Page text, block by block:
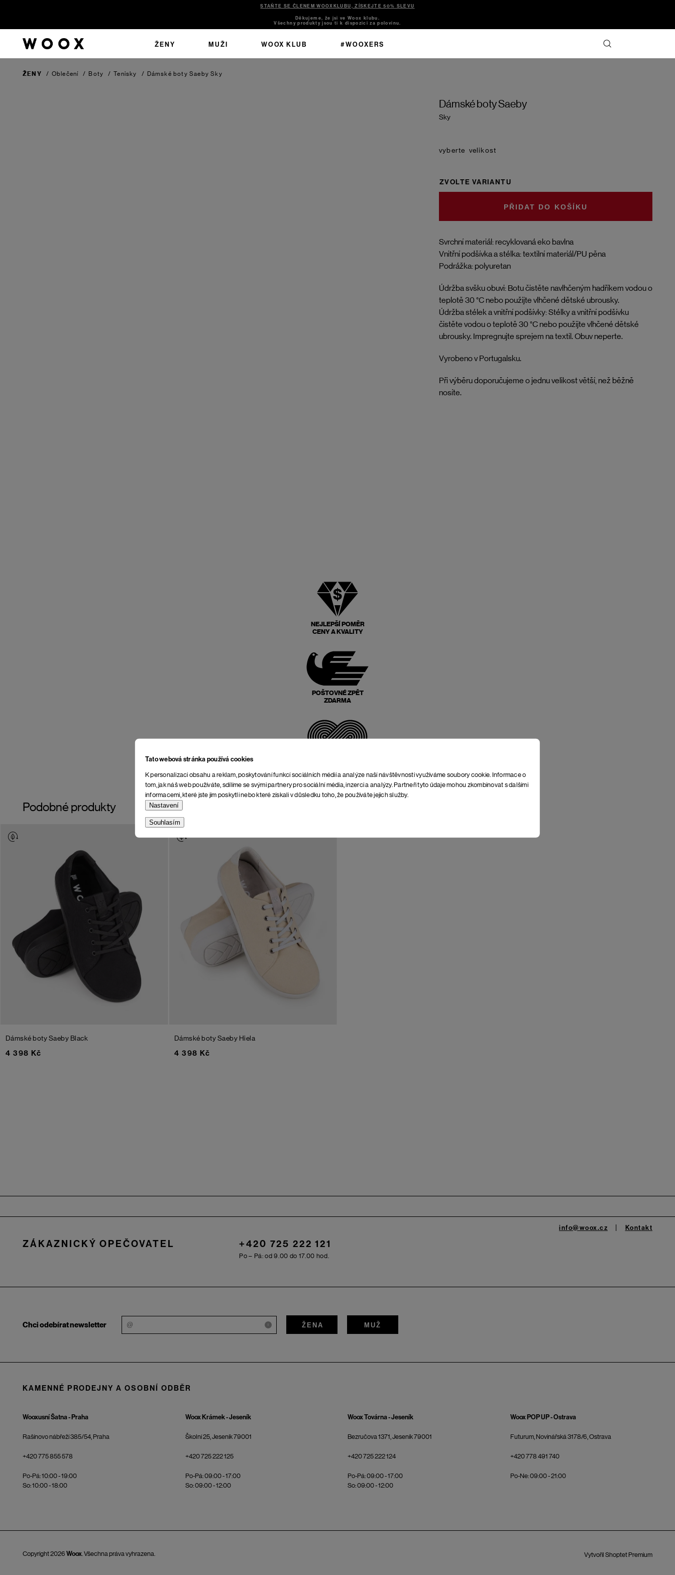
Tato webová stránka používá cookies
K personalizaci obsahu a reklam, poskytování funkcí sociálních médií a analýze naší návštěvnosti využíváme soubory cookie. Informace o
tom, jak náš web používáte, sdílíme se svými partnery pro sociální média, inzerci a analýzy. Partneři tyto údaje mohou zkombinovat s dalšími
informacemi, které jste jim poskytli nebo které získali v důsledku toho, že používáte jejich služby.
Nastavení
Souhlasím
STAŇTE SE ČLENEM WOOXKLUBU, ZÍSKEJTE 50% SLEVU
Děkujeme, že jsi ve Woox klubu.
Všechny produkty jsou ti k dispozici za polovinu.
ŽENY MUŽI WOOX KLUB #WOOXERS
ŽENY / Oblečení / Boty / Tenisky / Dámské boty SaebySky
Dámské boty Saeby
Sky
Svrchní materiál: recyklovaná eko bavlna
Vnitřní podšívka a stélka: textilní materiál/PU pěna
Podrážka: polyuretan
Údržba svšku obuvi: Botu čistěte navlhčeným hadříkem vodou o
teplotě 30 °C nebo použijte vlhčené dětské ubrousky.
Údržba stélek a vnitřní podšívky: Stélky a vnitřní podšívku
čistěte vodou o teplotě 30 °C nebo použijte vlhčené dětské
ubrousky. Impregnujte sprejem na textil. Obuv neperte.
Vyrobeno v Portugalsku.
Při výběru doporučujeme o jednu velikost větší, než běžně
nosíte.
velikost
ZVOLTE VARIANTU
DO KOŠÍKU
NEJLEPŠÍ POMĚR
CENY A KVALITY
POŠTOVNÉ ZPĚT
ZDARMA
Podobné produkty
Dámské boty Saeby Black
4 398 Kč
Dámské boty Saeby Hiela
4 398 Kč
ZÁKAZNICKÝ OPEČOVATEL +420 725 222 121
Po – Pá: od 9.00 do 17.00 hod.
info@woox.cz Kontakt
Chci odebírat newsletter i ŽENA MUŽ
KAMENNÉ PRODEJNY A OSOBNÍ ODBĚR
Wooxusní Šatna - Praha
Rašínovo nábřeží 385/54, Praha
+420 775 855 578
Po-Pá: 10:00 - 19:00
So: 10:00 - 18:00
Woox Krámek - Jeseník
Školní 25, Jeseník 79001
+420 725 222 125
Po-Pá: 09:00 - 17:00
So: 09:00 - 12:00
Woox Továrna - Jeseník
Bezručova 1371, Jeseník 79001
+420 725 222 124
Po-Pá: 09:00 - 17:00
So: 09:00 - 12:00
Woox POP UP - Ostrava
Futurum, Novinářská 3178/6, Ostrava
+420 778 491 740
Po-Ne: 09:00 - 21:00
Vytvořil Shoptet Premium
Copyright 2026 Woox . Všechna práva vyhrazena.